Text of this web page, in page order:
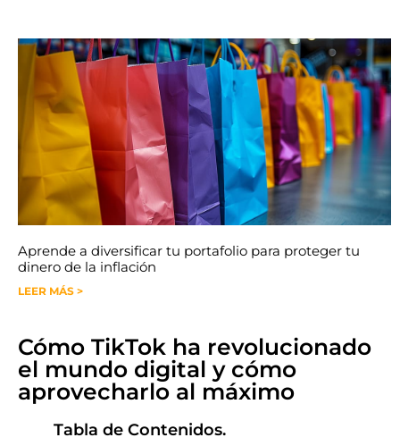
Aprende a diversificar tu portafolio para proteger tu
dinero de la inflación
LEER MÁS >
Cómo TikTok ha revolucionado
el mundo digital y cómo
aprovecharlo al máximo
Tabla de Contenidos.